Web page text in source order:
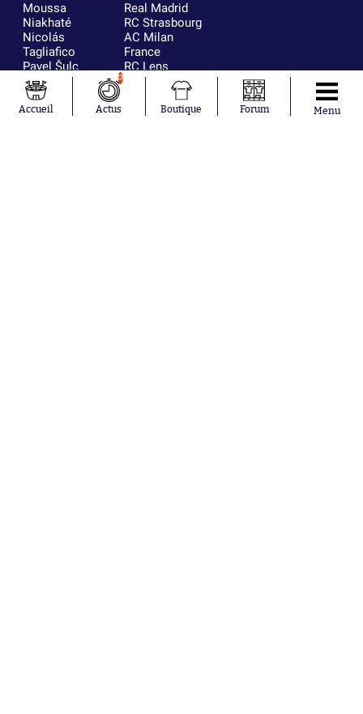
Moussa
Niakhaté
Nicolás
Tagliafico
Pavel Šulc
Josh Maja
Gauthier Hein
Real Madrid
RC Strasbourg
AC Milan
France
RC Lens
Accueil
0
Actus Boutique Forum Menu